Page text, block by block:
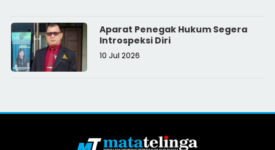
Aparat Penegak Hukum Segera
Introspeksi Diri
10 Jul 2026